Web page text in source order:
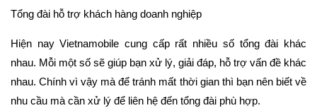
Tổng đài hỗ trợ khách hàng doanh nghiệp
Hiện nay Vietnamobile cung cấp rất nhiều số tổng đài khác
nhau. Mỗi một số sẽ giúp bạn xử lý, giải đáp, hỗ trợ vấn đề khác
nhau. Chính vì vậy mà để tránh mất thời gian thì bạn nên biết về
nhu cầu mà cần xử lý để liên hệ đến tổng đài phù hợp.